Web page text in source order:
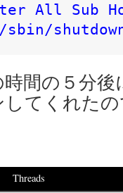
All Sub
間の５分
てくれた
Threads